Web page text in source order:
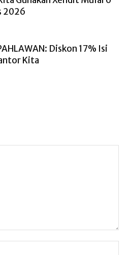
2026
Diskon 17% Isi
Kita